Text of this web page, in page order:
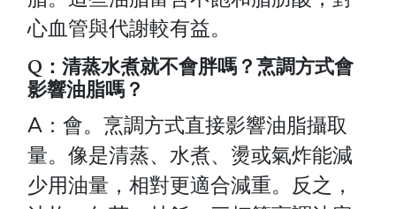
心血管與代謝較有益。
Q：清蒸水煮就不會胖嗎？烹調方式會
影響油脂嗎？
A：會。烹調方式直接影響油脂攝取
量。像是清蒸、水煮、燙或氣炸能減
少用油量，相對更適合減重。反之，